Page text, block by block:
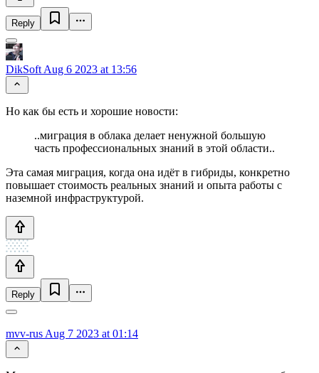
Reply
DikSoft Aug 6 2023 at 13:56
Но как бы есть и хорошие новости:
..миграция в облака делает ненужной большую
часть профессиональных знаний в этой области..
Эта самая миграция, когда она идёт в гибриды, конкретно
повышает стоимость реальных знаний и опыта работы с
наземной инфраструктурой.
Reply
mvv-rus Aug 7 2023 at 01:14